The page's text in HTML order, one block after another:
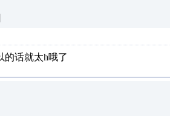
的话就太h哦了